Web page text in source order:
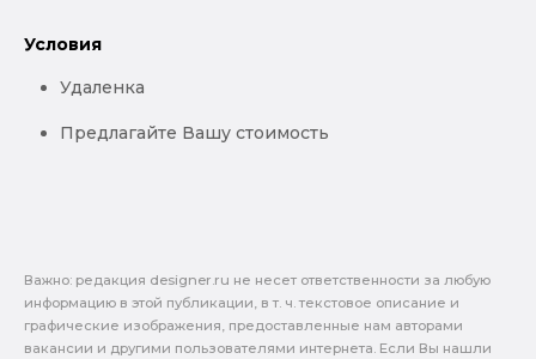
Условия
Удаленка
Предлагайте Вашу стоимость
Важно: pедакция designer.ru не несет ответственности за любую
информацию в этой публикации, в т. ч. текстовое описание и
графические изображения, предоставленные нам авторами
вакансии и другими пользователями интернета. Если Вы нашли